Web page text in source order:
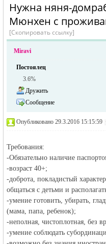
жизнь и
объявления в
›
Нужна няня-
Мюнхен с
[Скопировать ссылку]
Miravi
Постоялец
3.6%
Дружить
Сообщение
Опубликовано 29.3.2016 15:15:59
Требования:
-Обязательно наличие
-возраст 40+;
-доброта, покладистый
общаться с детьми и
-умение готовить, убирать,
(мама, папа, ребенок);
-неполная, чистоплотная, без
-умение соблюдать